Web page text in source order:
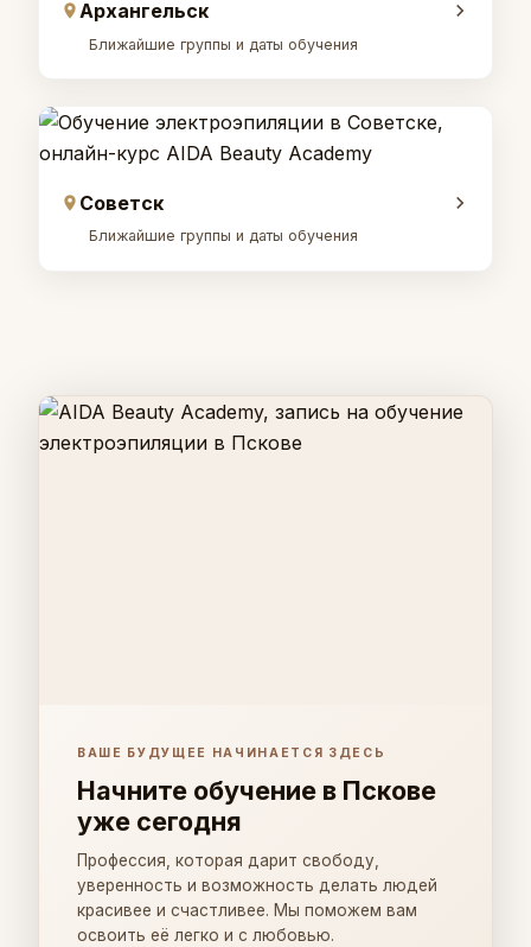
Архангельск
Ближайшие группы и даты обучения
Советск
Ближайшие группы и даты обучения
ВАШЕ БУДУЩЕЕ НАЧИНАЕТСЯ ЗДЕСЬ
Начните обучение в Пскове
уже сегодня
Профессия, которая дарит свободу,
уверенность и возможность делать людей
красивее и счастливее. Мы поможем вам
освоить её легко и с любовью.